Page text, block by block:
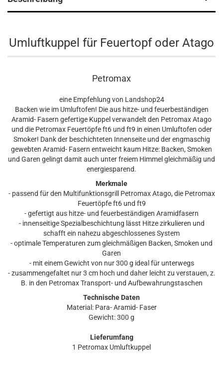
Umluftkuppel für Feuertopf oder Atago
Petromax
eine Empfehlung von Landshop24
Backen wie im Umluftofen! Die aus hitze- und feuerbeständigen
Aramid- Fasern gefertige Kuppel verwandelt den Petromax Atago
und die Petromax Feuertöpfe ft6 und ft9 in einen Umluftofen oder
Smoker! Dank der beschichteten Innenseite und der engmaschig
gewebten Aramid- Fasern entweicht kaum Hitze: Backen, Smoken
und Garen gelingt damit auch unter freiem Himmel gleichmäßig und
energiesparend.
Merkmale
- passend für den Multifunktionsgrill Petromax Atago, die Petromax
Feuertöpfe ft6 und ft9
- gefertigt aus hitze- und feuerbeständigen Aramidfasern
- innenseitige Spezialbeschichtung lässt Hitze zirkulieren und
schafft ein nahezu abgeschlossenes System
- optimale Temperaturen zum gleichmäßigen Backen, Smoken und
Garen
- mit einem Gewicht von nur 300 g ideal für unterwegs
- zusammengefaltet nur 3 cm hoch und daher leicht zu verstauen, z.
B. in den Petromax Transport- und Aufbewahrungstaschen
Technische Daten
Material: Para- Aramid- Faser
Gewicht: 300 g
Lieferumfang
1 Petromax Umluftkuppel